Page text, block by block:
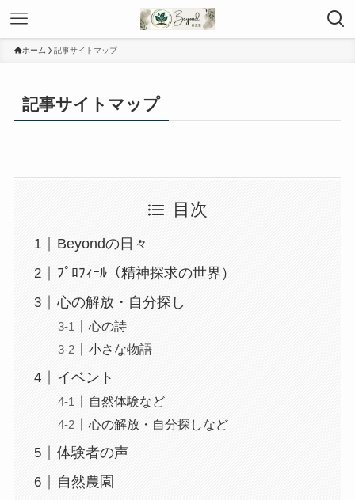
ホーム 記事サイトマップ
記事サイトマップ
目次
Beyondの日々
ﾌﾟﾛﾌｨｰﾙ（精神探求の世界）
心の解放・自分探し
心の詩
小さな物語
イベント
自然体験など
心の解放・自分探しなど
体験者の声
自然農園